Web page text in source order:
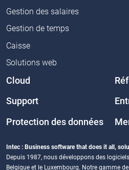
Gestion des salaires
Gestion de temps
Caisse
Solutions web
Cloud
Support
Protection des données
Intec : Business software that does it all,
Depuis 1987, nous développons des
Belgique et le Luxembourg. Notre gamme